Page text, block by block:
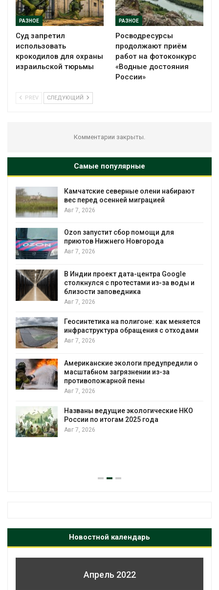
РАЗНОЕ
Суд запретил
использовать
крокодилов для охраны
израильской тюрьмы
РАЗНОЕ
Росводресурсы
продолжают приём
работ на фотоконкурс
«Водные достояния
России»
PREV СЛЕДУЮЩИЙ
Комментарии закрыты.
Самые популярные
Камчатские северные олени набирают
вес перед осенней миграцией
Авг 7, 2026
Ozon запустит сбор помощи для
приютов Нижнего Новгорода
Авг 7, 2026
В Индии проект дата-центра Google
столкнулся с протестами из-за воды и
близости заповедника
Авг 7, 2026
Геосинтетика на полигоне: как меняется
инфраструктура обращения с отходами
Авг 7, 2026
Американские экологи предупредили о
масштабном загрязнении из-за
противопожарной пены
Авг 7, 2026
Названы ведущие экологические НКО
России по итогам 2025 года
Авг 7, 2026
Новостной календарь
Апрель 2022